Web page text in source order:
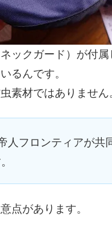
ックガード）が付属
るんです。
素材ではありません
人フロンティアが共
点があります。